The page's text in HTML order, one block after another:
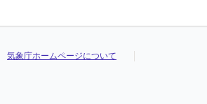
気象庁ホームページについて